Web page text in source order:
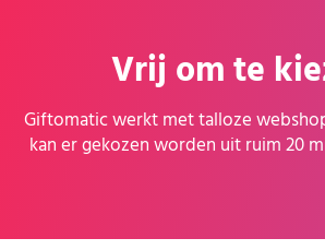
Vrij om te
Giftomatic werkt met talloze
kan er gekozen worden uit ruim 20